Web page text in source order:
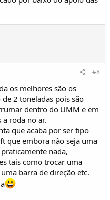
#8
os melhores são os
2 toneladas pois são
dentro do UMM e em
a roda no ar.
que acaba por ser tipo
que embora não seja uma
nada,
tais como trocar uma
barra de direção etc.